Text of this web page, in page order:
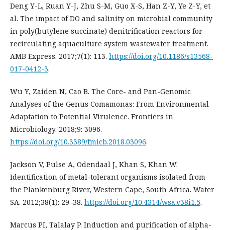
Deng Y-L, Ruan Y-J, Zhu S-M, Guo X-S, Han Z-Y, Ye Z-Y, et
al. The impact of DO and salinity on microbial community
in poly(butylene succinate) denitrification reactors for
recirculating aquaculture system wastewater treatment.
AMB Express. 2017;7(1): 113. https://doi.org/10.1186/s13568-
017-0412-3.
Wu Y, Zaiden N, Cao B. The Core- and Pan-Genomic
Analyses of the Genus Comamonas: From Environmental
Adaptation to Potential Virulence. Frontiers in
Microbiology. 2018;9: 3096.
https://doi.org/10.3389/fmicb.2018.03096.
Jackson V, Pulse A, Odendaal J, Khan S, Khan W.
Identification of metal-tolerant organisms isolated from
the Plankenburg River, Western Cape, South Africa. Water
SA. 2012;38(1): 29–38. https://doi.org/10.4314/wsa.v38i1.5.
Marcus PI, Talalay P. Induction and purification of alpha-